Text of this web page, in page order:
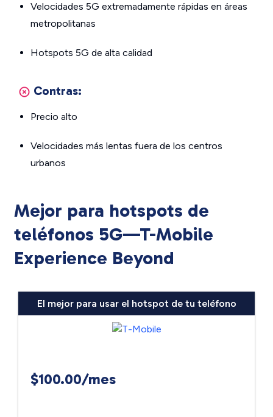
Velocidades 5G extremadamente rápidas en áreas
metropolitanas
Hotspots 5G de alta calidad
Contras:
Precio alto
Velocidades más lentas fuera de los centros
urbanos
Mejor para hotspots de
teléfonos 5G—T-Mobile
Experience Beyond
El mejor para usar el hotspot de tu teléfono
$100.00/mes